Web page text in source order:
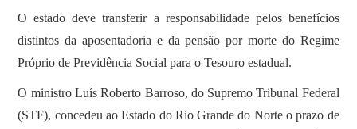
O estado deve transferir a responsabilidade pelos benefícios
distintos da aposentadoria e da pensão por morte do Regime
Próprio de Previdência Social para o Tesouro estadual.
O ministro Luís Roberto Barroso, do Supremo Tribunal Federal
(STF), concedeu ao Estado do Rio Grande do Norte o prazo de